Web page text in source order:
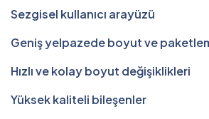
Sezgisel kullanıcı arayüzü
Geniş yelpazede boyut ve
Hızlı ve kolay boyut değişiklikleri
Yüksek kaliteli bileşenler